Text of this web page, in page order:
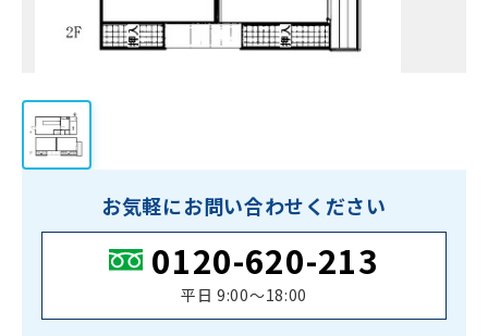
お気軽にお問い合わせください
0120-620-213
平日 9:00〜18:00